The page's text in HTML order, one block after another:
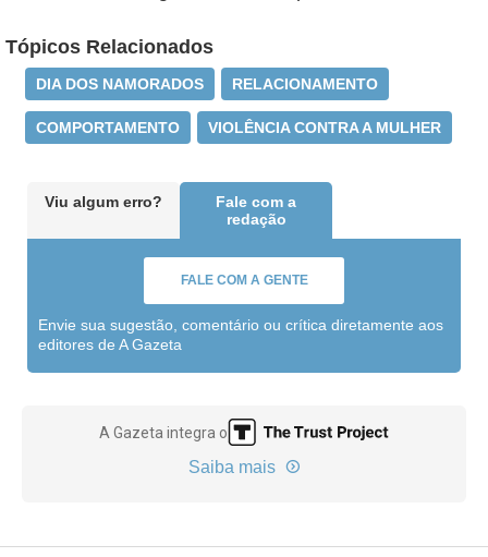
Tópicos Relacionados
DIA DOS NAMORADOS RELACIONAMENTO
COMPORTAMENTO VIOLÊNCIA CONTRA A MULHER
Viu algum erro?
Fale com a
redação
FALE COM A GENTE
Envie sua sugestão, comentário ou crítica diretamente aos
editores de A Gazeta
A Gazeta integra o
Saiba mais